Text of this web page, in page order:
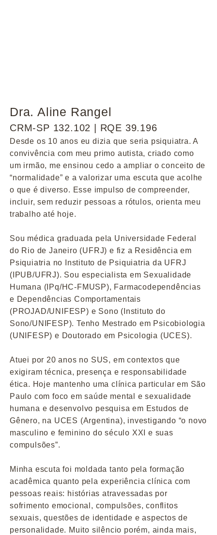
Dra. Aline Rangel
CRM-SP 132.102 | RQE 39.196
Desde os 10 anos eu dizia que seria psiquiatra. A
convivência com meu primo autista, criado como
um irmão, me ensinou cedo a ampliar o conceito de
“normalidade” e a valorizar uma escuta que acolhe
o que é diverso. Esse impulso de compreender,
incluir, sem reduzir pessoas a rótulos, orienta meu
trabalho até hoje.
Sou médica graduada pela Universidade Federal
do Rio de Janeiro (UFRJ) e fiz a Residência em
Psiquiatria no Instituto de Psiquiatria da UFRJ
(IPUB/UFRJ). Sou especialista em Sexualidade
Humana (IPq/HC-FMUSP), Farmacodependências
e Dependências Comportamentais
(PROJAD/UNIFESP) e Sono (Instituto do
Sono/UNIFESP). Tenho Mestrado em Psicobiologia
(UNIFESP) e Doutorado em Psicologia (UCES).
Atuei por 20 anos no SUS, em contextos que
exigiram técnica, presença e responsabilidade
ética. Hoje mantenho uma clínica particular em São
Paulo com foco em saúde mental e sexualidade
humana e desenvolvo pesquisa em Estudos de
Gênero, na UCES (Argentina), investigando “o novo
masculino e feminino do século XXI e suas
compulsões”.
Minha escuta foi moldada tanto pela formação
acadêmica quanto pela experiência clínica com
pessoas reais: histórias atravessadas por
sofrimento emocional, compulsões, conflitos
sexuais, questões de identidade e aspectos de
personalidade. Muito silêncio porém, ainda mais,